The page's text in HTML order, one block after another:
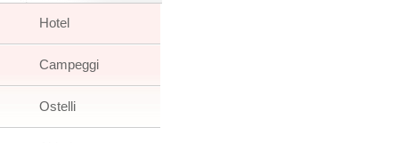
Hotel
Campeggi
Ostelli